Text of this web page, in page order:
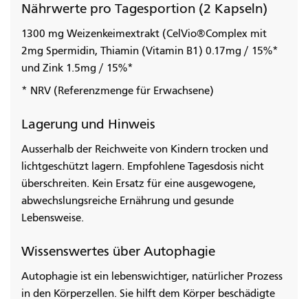
Nährwerte pro Tagesportion (2 Kapseln)
1300 mg Weizenkeimextrakt (CelVio®Complex mit
2mg Spermidin, Thiamin (Vitamin B1) 0.17mg / 15%*
und Zink 1.5mg / 15%*
* NRV (Referenzmenge für Erwachsene)
Lagerung und Hinweis
Ausserhalb der Reichweite von Kindern trocken und
lichtgeschützt lagern. Empfohlene Tagesdosis nicht
überschreiten. Kein Ersatz für eine ausgewogene,
abwechslungsreiche Ernährung und gesunde
Lebensweise.
Wissenswertes über Autophagie
Autophagie ist ein lebenswichtiger, natürlicher Prozess
in den Körperzellen. Sie hilft dem Körper beschädigte